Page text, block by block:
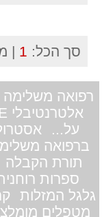
סך הכל: 1
|
רפואה משלימה
אלטרנטיבלי COLLEGE
על...
ברפואה
תורת הקבלה
ספרות
גלגל המזלות
מטפלים